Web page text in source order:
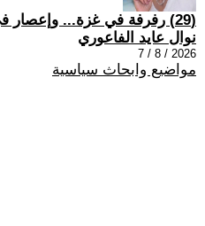
(29) رفرفة في غزة... وإعصار في واشنطن
نوال عايد الفاعوري
2026 / 8 / 7
مواضيع وابحاث سياسية